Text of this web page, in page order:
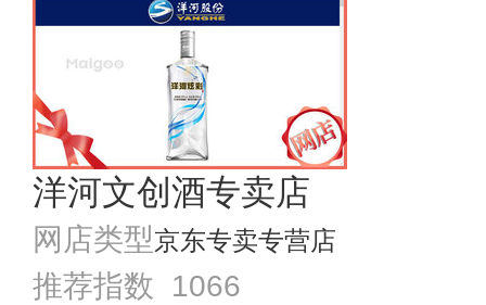
洋河文创酒专卖店
网店类型京东专卖专营店
推荐指数 1066